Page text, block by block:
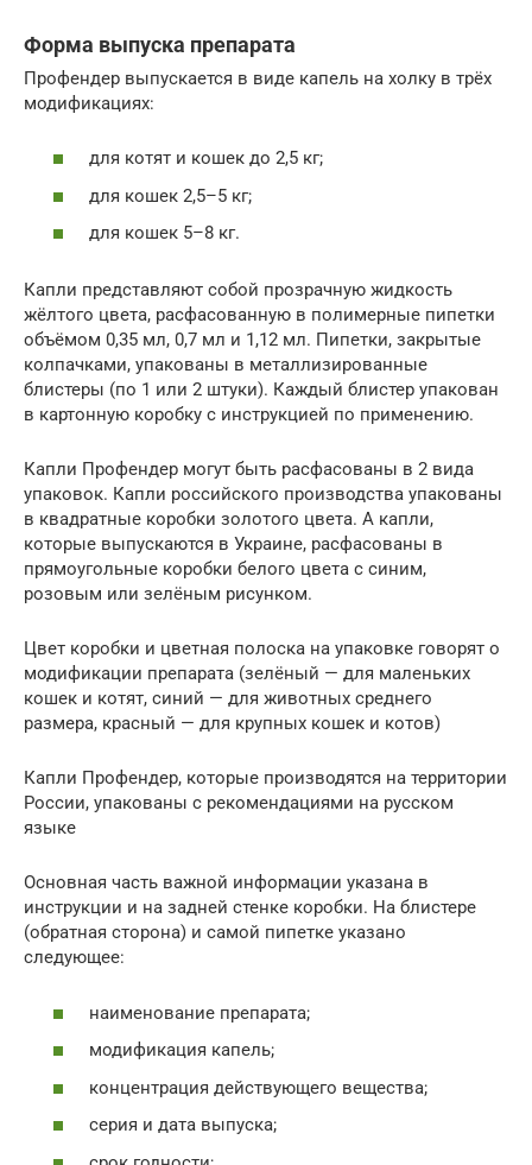
Форма выпуска препарата
Профендер выпускается в виде капель на холку в трёх
модификациях:
для котят и кошек до 2,5 кг;
для кошек 2,5–5 кг;
для кошек 5–8 кг.
Капли представляют собой прозрачную жидкость
жёлтого цвета, расфасованную в полимерные пипетки
объёмом 0,35 мл, 0,7 мл и 1,12 мл. Пипетки, закрытые
колпачками, упакованы в металлизированные
блистеры (по 1 или 2 штуки). Каждый блистер упакован
в картонную коробку с инструкцией по применению.
Капли Профендер могут быть расфасованы в 2 вида
упаковок. Капли российского производства упакованы
в квадратные коробки золотого цвета. А капли,
которые выпускаются в Украине, расфасованы в
прямоугольные коробки белого цвета с синим,
розовым или зелёным рисунком.
Цвет коробки и цветная полоска на упаковке говорят о
модификации препарата (зелёный — для маленьких
кошек и котят, синий — для животных среднего
размера, красный — для крупных кошек и котов)
Капли Профендер, которые производятся на территории
России, упакованы с рекомендациями на русском
языке
Основная часть важной информации указана в
инструкции и на задней стенке коробки. На блистере
(обратная сторона) и самой пипетке указано
следующее:
наименование препарата;
модификация капель;
концентрация действующего вещества;
серия и дата выпуска;